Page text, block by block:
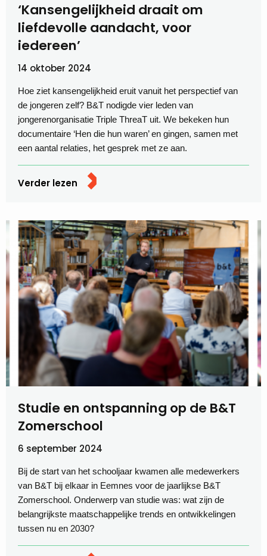
‘Kansengelijkheid draait om
liefdevolle aandacht, voor
iedereen’
14 oktober 2024
Hoe ziet kansengelijkheid eruit vanuit het perspectief van
de jongeren zelf? B&T nodigde vier leden van
jongerenorganisatie Triple ThreaT uit. We bekeken hun
documentaire ‘Hen die hun waren’ en gingen, samen met
een aantal relaties, het gesprek met ze aan.
Verder lezen
Studie en ontspanning op de B&T
Zomerschool
6 september 2024
Bij de start van het schooljaar kwamen alle medewerkers
van B&T bij elkaar in Eemnes voor de jaarlijkse B&T
Zomerschool. Onderwerp van studie was: wat zijn de
belangrijkste maatschappelijke trends en ontwikkelingen
tussen nu en 2030?